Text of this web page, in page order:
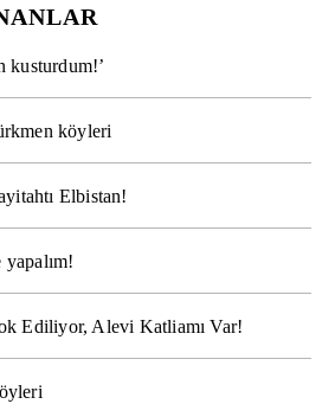
kusturdum!’
köyleri
Elbistan!
yapalım!
Ediliyor, Alevi Katliamı Var!